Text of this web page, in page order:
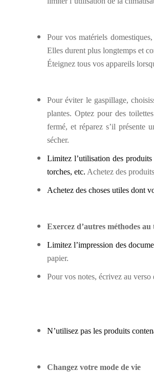
Pour vos matériels
Elles durent plus longtemps et
Éteignez tous vos appareils
Pour éviter le gaspillage,
plantes. Optez pour des
fermé, et réparez s’il présente
sécher.
Limitez l’utilisation des produits
torches, etc. Achetez des
Achetez des choses utiles dont
Exercez d’autres méthodes
Limitez l’impression des
papier.
Pour vos notes, écrivez au verso
N’utilisez pas les produits
Changez votre mode de vie